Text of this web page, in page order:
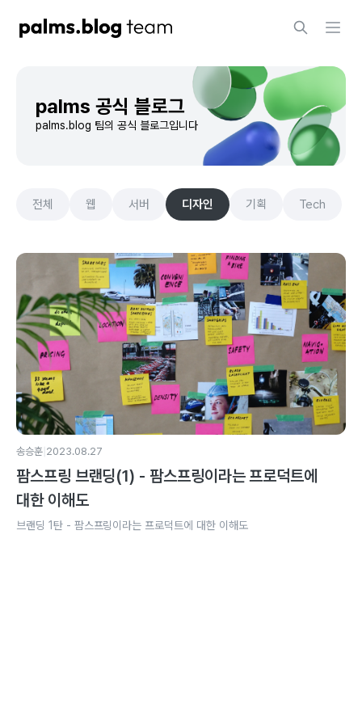
palms 공식 블로그
palms.blog 팀의 공식 블로그입니다
전체 웹 서버 디자인 기획 Tech
송승훈 2023.08.27
팜스프링 브랜딩(1) - 팜스프링이라는 프로덕트에
대한 이해도
브랜딩 1탄 - 팜스프링이라는 프로덕트에 대한 이해도